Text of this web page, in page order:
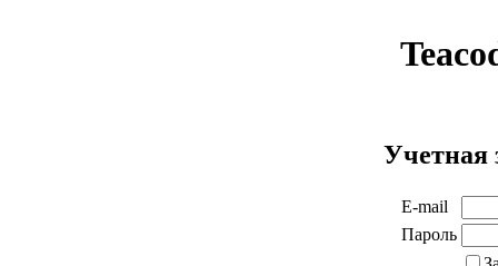
Учетная
E-mail
Пароль